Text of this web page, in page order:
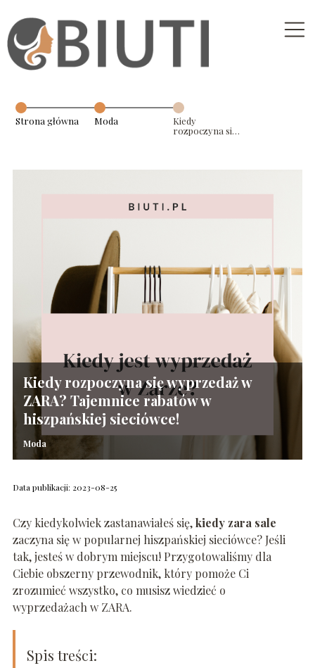
Strona główna Moda
Kiedy
rozpoczyna się
rabatów w
Kiedy rozpoczyna się wyprzedaż w
ZARA? Tajemnice rabatów w
hiszpańskiej sieciówce!
Moda
Data publikacji: 2023-08-25
Czy kiedykolwiek zastanawiałeś się,kiedy zara sale
zaczyna się w popularnej hiszpańskiej sieciówce? Jeśli
tak, jesteś w dobrym miejscu! Przygotowaliśmy dla
Ciebie obszerny przewodnik, który pomoże Ci
zrozumieć wszystko, co musisz wiedzieć o
wyprzedażach w ZARA.
Spis treści: